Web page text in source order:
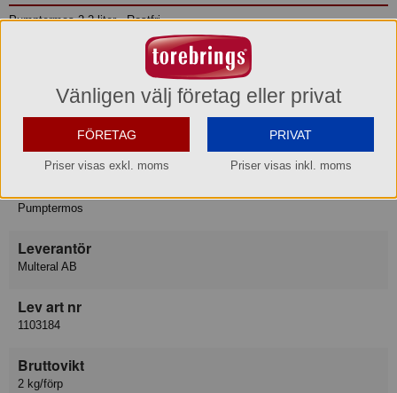
Pumptermos 2,2 liter - Rostfri
Djup: 200 mm
Produktinformation
Pumptermos
Leverantör
Multeral AB
Lev art nr
1103184
Bruttovikt
2 kg/förp
Vänligen välj företag eller privat
FÖRETAG
Priser visas exkl. moms
PRIVAT
Priser visas inkl. moms